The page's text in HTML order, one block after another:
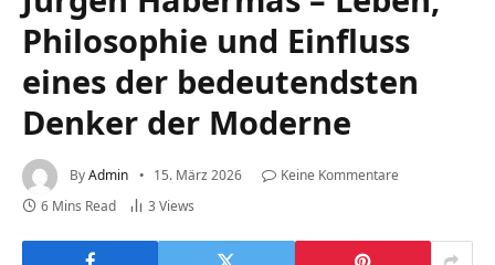
Philosophie und Einfluss
eines der bedeutendsten
Denker der Moderne
ByAdmin 15. März 2026
Keine Kommentare
6 Mins Read
3 Views